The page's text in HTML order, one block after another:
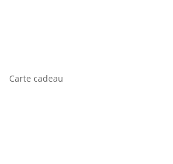
Carte cadeau